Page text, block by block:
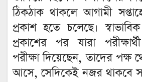
ঠিকঠাক থাকলে আগামী
প্রকাশ হতে চলেছে।
প্রকাশের পর যারা
পরীক্ষা দিয়েছেন, তাদের পক্ষ
আসে, সেদিকেই নজর থাকবে